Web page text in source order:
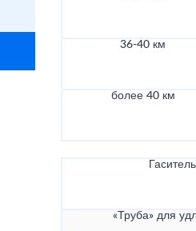
36-40 км
более 40 км
«Труба» для